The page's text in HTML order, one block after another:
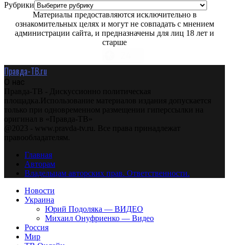
Рубрики
Материалы предоставляются исключительно в
ознакомительных целях и могут не совпадать с мнением
администрации сайта, и предназначены для лиц 18 лет и
старше
Правда-ТВ.ru
О нас
Правда-ТВ - Дискуссионно политическая
площадка.Использование материалов издания допускается
только при одновременном размещении гиперссылки на
оригинал в «Правда-ТВ»
@2023 - www.pravda-tv.ru. Все права принадлежат
правообладателям.
Главная
Авторам
Владельцам авторских прав. Ответственности.
Новости
Украина
Юрий Подоляка — ВИДЕО
Михаил Онуфриенко — Видео
Россия
Мир